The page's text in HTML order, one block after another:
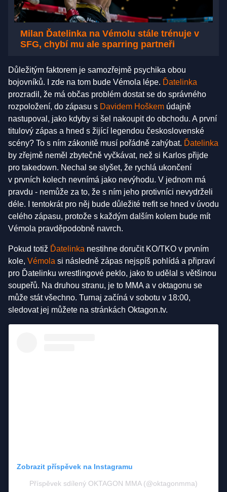
Milan Ďatelinka na Vémolu stále trénuje v
SFG, chybí mu ale sparring partneři
Důležitým faktorem je samozřejmě psychika obou
bojovníků. I zde na tom bude Vémola lépe. Ďatelinka
prozradil, že má občas problém dostat se do správného
rozpoložení, do zápasu s Davidem Hoškem údajně
nastupoval, jako kdyby si šel nakoupit do obchodu. A první
titulový zápas a hned s žijící legendou československé
scény? To s ním zákonitě musí pořádně zahýbat. Ďatelinka
by zřejmě neměl zbytečně vyčkávat, než si Karlos přijde
pro takedown. Nechal se slyšet, že rychlá ukončení
v prvních kolech nevnímá jako nevýhodu. V jednom má
pravdu - nemůže za to, že s ním jeho protivníci nevydrželi
déle. I tentokrát pro něj bude důležité trefit se hned v úvodu
celého zápasu, protože s každým dalším kolem bude mít
Vémola pravděpodobně navrch.
Pokud totiž Ďatelinka nestihne doručit KO/TKO v prvním
kole, Vémola si následně zápas nejspíš pohlídá a připraví
pro Ďatelinku wrestlingové peklo, jako to udělal s většinou
soupeřů. Na druhou stranu, je to MMA a v oktagonu se
může stát všechno. Turnaj začíná v sobotu v 18:00,
sledovat jej můžete na stránkách Oktagon.tv.
Zobrazit příspěvek na Instagramu
Příspěvek sdílený OKTAGON MMA (@oktagonmma)